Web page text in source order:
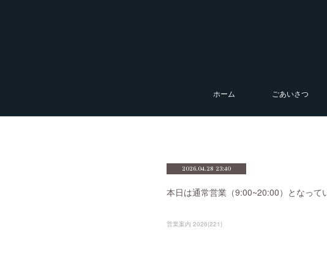
ホーム ごあいさつ
2026.04.28 23:40
本日は通常営業（9:00~20:00）となって
営業案内 2026(221)